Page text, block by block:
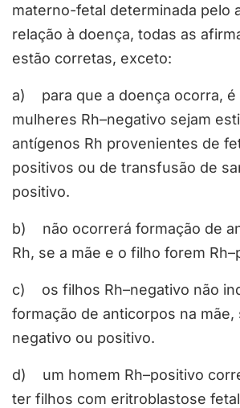
materno-fetal determinada pelo
relação à doença, todas as
estão corretas, exceto:
a) para que a doença ocorra, é
mulheres Rh–negativo sejam
antígenos Rh provenientes de
positivos ou de transfusão de
positivo.
b) não ocorrerá formação de
Rh, se a mãe e o filho forem
c) os filhos Rh–negativo não
formação de anticorpos na mãe,
negativo ou positivo.
d) um homem Rh–positivo
ter filhos com eritroblastose